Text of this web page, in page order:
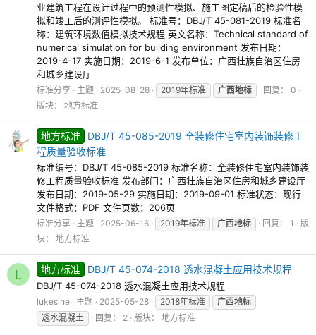
业建筑工程在设计过程中的预测性模拟、施工图定稿后的检验性模
拟和竣工后的测评性模拟。 标准号：DBJ/T 45-081-2019 标准名
称：建筑环境数值模拟技术规程 英文名称：Technical standard of
numerical simulation for building environment 发布日期：
2019-4-17 实施日期：2019-6-1 发布单位：广西壮族自治区住房
和城乡建设厅
标准分享 主题 2025-08-28 2019年标准 广西地标
回复： 0
版块： 地方标准
地方标准
DBJ/T 45-085-2019 全装修住宅室内装饰装修工
程质量验收标准
标准编号：DBJ/T 45-085-2019 标准名称：全装修住宅室内装饰装
修工程质量验收标准 发布部门：广西壮族自治区住房和城乡建设厅
发布日期：2019-05-29 实施日期：2019-09-01 标准状态：现行
文件格式：PDF 文件页数：206页
标准分享 主题 2025-06-16 2019年标准 广西地标 回复： 1
版
块： 地方标准
L 地方标准 DBJ/T 45-074-2018 透水混凝土应用技术规程
DBJ/T 45-074-2018 透水混凝土应用技术规程
lukesine 主题 2025-05-28 2018年标准
广西地标
透水混凝土
回复： 2 版块： 地方标准